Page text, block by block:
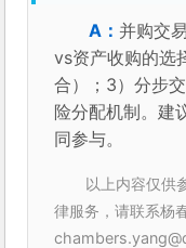
并购交
vs资产收购的选
合）；3）分步
险分配机制。建
同参与。
以上内容仅供
律服务，请联系杨